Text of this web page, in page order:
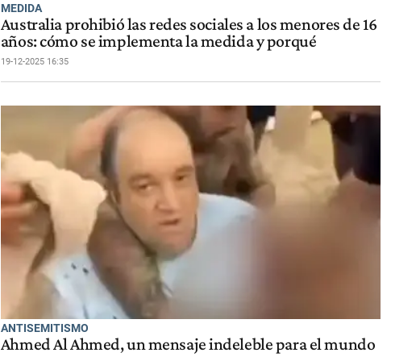
MEDIDA
Australia prohibió las redes sociales a los menores de 16
años: cómo se implementa la medida y porqué
19-12-2025 16:35
ANTISEMITISMO
Ahmed Al Ahmed, un mensaje indeleble para el mundo